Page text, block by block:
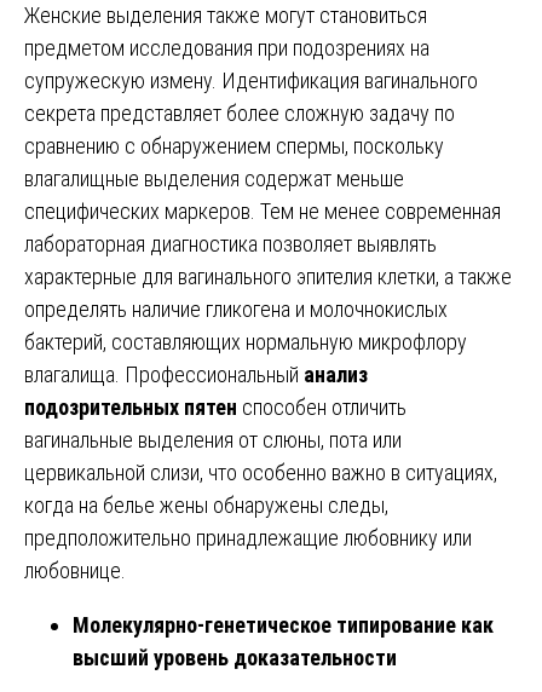
Женские выделения также могут становиться
предметом исследования при подозрениях на
супружескую измену. Идентификация вагинального
секрета представляет более сложную задачу по
сравнению с обнаружением спермы, поскольку
влагалищные выделения содержат меньше
специфических маркеров. Тем не менее современная
лабораторная диагностика позволяет выявлять
характерные для вагинального эпителия клетки, а также
определять наличие гликогена и молочнокислых
бактерий, составляющих нормальную микрофлору
влагалища. Профессиональный анализ
подозрительных пятен способен отличить
вагинальные выделения от слюны, пота или
цервикальной слизи, что особенно важно в ситуациях,
когда на белье жены обнаружены следы,
предположительно принадлежащие любовнику или
любовнице.
Молекулярно-генетическое типирование как
высший уровень доказательности